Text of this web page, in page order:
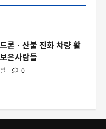
론ㆍ산불 진화 차량 활
은사람들
0